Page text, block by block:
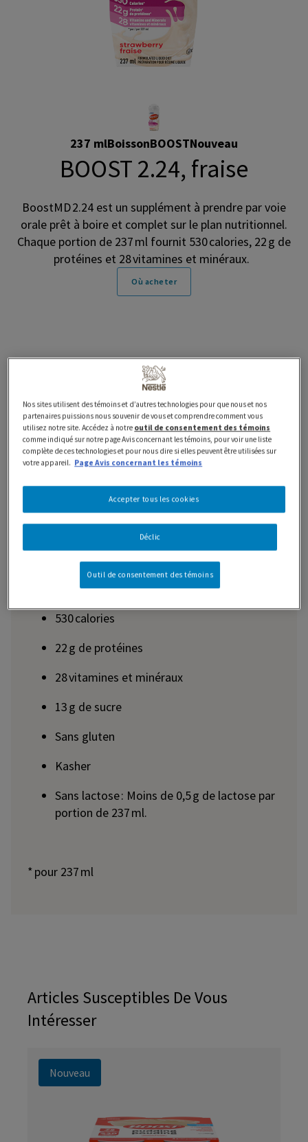
237 mlBoissonBOOSTNouveau
BOOST 2.24, fraise
BoostMD 2.24 est un supplément à prendre par voie
orale prêt à boire et complet sur le plan nutritionnel.
Chaque portion de 237 ml fournit 530 calories, 22 g de
protéines et 28 vitamines et minéraux.
Où acheter
Caractéristiques et avantages
Information nutritionnelle
Ingrédients
Ce que contient votre BOOSTᴹᴰ* :
530 calories
22 g de protéines
28 vitamines et minéraux
13 g de sucre
Sans gluten
Kasher
Sans lactose : Moins de 0,5 g de lactose par
portion de 237 ml.
* pour 237 ml
Articles Susceptibles De Vous
Intéresser
Nouveau
Nos sites utilisent des témoins et d’autres technologies pour que nous et nos
partenaires puissions nous souvenir de vous et comprendre comment vous
utilisez notre site. Accédez à notre outil de consentement des témoins
comme indiqué sur notre page Avis concernant les témoins, pour voir une liste
complète de ces technologies et pour nous dire si elles peuvent être utilisées sur
votre appareil. Page Avis concernant les témoins
Déclic
Accepter tous les cookies
Outil de consentement des témoins